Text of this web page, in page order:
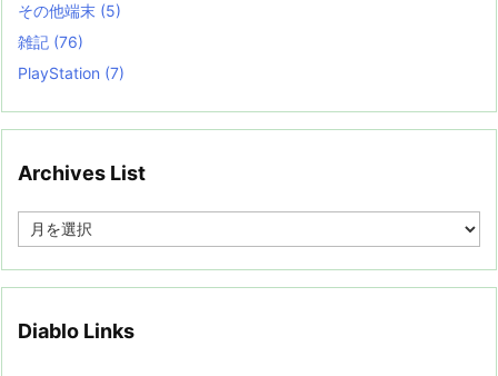
その他端末 (5)
雑記 (76)
PlayStation (7)
Archives List
e
Diablo Links